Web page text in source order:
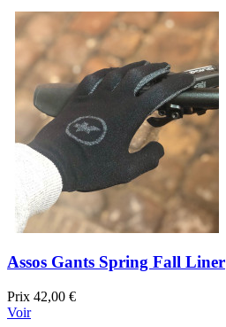
Assos Gants Spring Fall Liner
Prix 42,00 €
Voir